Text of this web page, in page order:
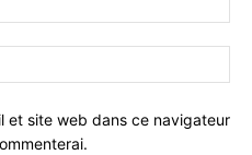
:*
:
et site web dans ce navigateur